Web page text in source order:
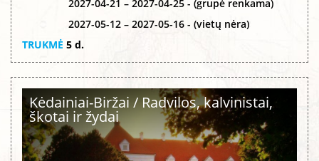
2027-04-21 – 2027-04-25 - (grupė renkama)
2027-05-12 – 2027-05-16 - (vietų nėra)
TRUKMĖ 5 d.
Kėdainiai-Biržai / Radvilos, kalvinistai,
škotai ir žydai